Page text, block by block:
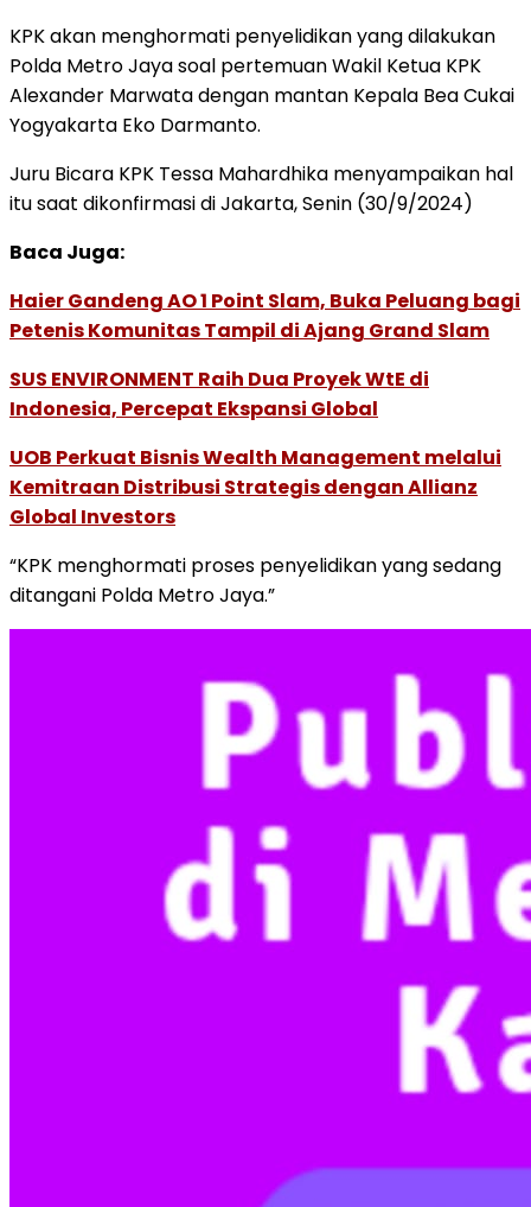
KPK akan menghormati penyelidikan yang dilakukan
Polda Metro Jaya soal pertemuan Wakil Ketua KPK
Alexander Marwata dengan mantan Kepala Bea Cukai
Yogyakarta Eko Darmanto.
Juru Bicara KPK Tessa Mahardhika menyampaikan hal
itu saat dikonfirmasi di Jakarta, Senin (30/9/2024)
Baca Juga:
Haier Gandeng AO 1 Point Slam, Buka Peluang bagi
Petenis Komunitas Tampil di Ajang Grand Slam
SUS ENVIRONMENT Raih Dua Proyek WtE di
Indonesia, Percepat Ekspansi Global
UOB Perkuat Bisnis Wealth Management melalui
Kemitraan Distribusi Strategis dengan Allianz
Global Investors
“KPK menghormati proses penyelidikan yang sedang
ditangani Polda Metro Jaya.”